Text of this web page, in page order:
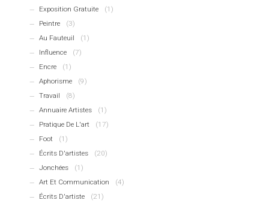
Exposition Gratuite
(1)
Peintre
(3)
Au Fauteuil
(1)
Influence
(7)
Encre
(1)
Aphorisme
(9)
Travail
(8)
Annuaire Artistes
(1)
Pratique De L'art
(17)
Foot
(1)
Écrits D'artistes
(20)
Jonchées
(1)
Art Et Communication
(4)
Écrits D'artiste
(21)